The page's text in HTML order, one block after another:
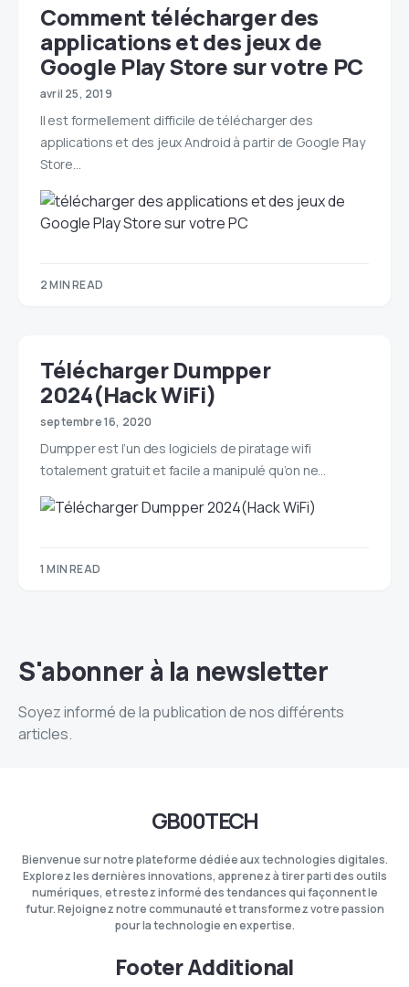
Comment télécharger des
applications et des jeux de
Google Play Store sur votre PC
avril 25, 2019
Il est formellement difficile de télécharger des
applications et des jeux Android à partir de Google Play
Store…
2 MIN READ
Télécharger Dumpper
2024(Hack WiFi)
septembre 16, 2020
Dumpper est l’un des logiciels de piratage wifi
totalement gratuit et facile a manipulé qu’on ne…
1 MIN READ
S'abonner à la newsletter
Soyez informé de la publication de nos différents
articles.
GB00TECH
Bienvenue sur notre plateforme dédiée aux technologies digitales.
Explorez les dernières innovations, apprenez à tirer parti des outils
numériques, et restez informé des tendances qui façonnent le
futur. Rejoignez notre communauté et transformez votre passion
pour la technologie en expertise.
Footer Additional